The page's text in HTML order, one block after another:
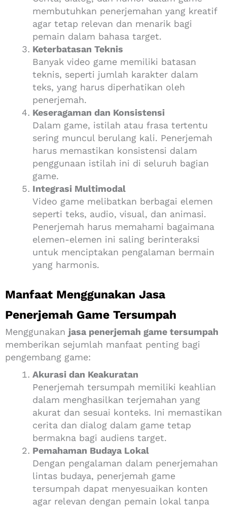
membutuhkan penerjemahan yang kreatif
agar tetap relevan dan menarik bagi
pemain dalam bahasa target.
Keterbatasan Teknis
Banyak video game memiliki batasan
teknis, seperti jumlah karakter dalam
teks, yang harus diperhatikan oleh
penerjemah.
Keseragaman dan Konsistensi
Dalam game, istilah atau frasa tertentu
sering muncul berulang kali. Penerjemah
harus memastikan konsistensi dalam
penggunaan istilah ini di seluruh bagian
game.
Integrasi Multimodal
Video game melibatkan berbagai elemen
seperti teks, audio, visual, dan animasi.
Penerjemah harus memahami bagaimana
elemen-elemen ini saling berinteraksi
untuk menciptakan pengalaman bermain
yang harmonis.
Manfaat Menggunakan Jasa
Penerjemah Game Tersumpah
Menggunakan jasa penerjemah game tersumpah
memberikan sejumlah manfaat penting bagi
pengembang game:
Akurasi dan Keakuratan
Penerjemah tersumpah memiliki keahlian
dalam menghasilkan terjemahan yang
akurat dan sesuai konteks. Ini memastikan
cerita dan dialog dalam game tetap
bermakna bagi audiens target.
Pemahaman Budaya Lokal
Dengan pengalaman dalam penerjemahan
lintas budaya, penerjemah game
tersumpah dapat menyesuaikan konten
agar relevan dengan pemain lokal tanpa